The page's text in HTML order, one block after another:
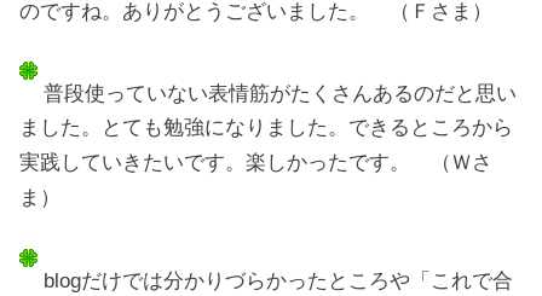
のですね。ありがとうございました。 （Ｆさま）
普段使っていない表情筋がたくさんあるのだと思い
ました。とても勉強になりました。できるところから
実践していきたいです。楽しかったです。 （Ｗさ
ま）
blogだけでは分かりづらかったところや「これで合